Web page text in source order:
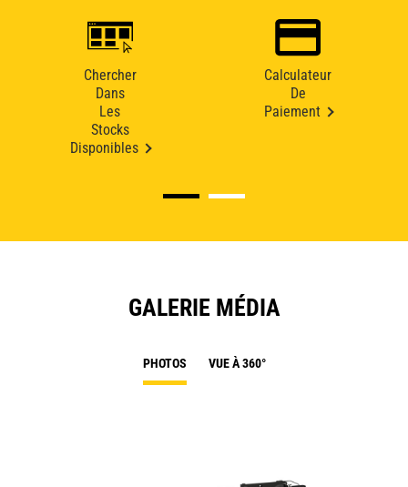
Chercher
Dans
Les
Stocks
Disponibles
Calculateur
De
Paiement
GALERIE MÉDIA
PHOTOS VUE À 360°